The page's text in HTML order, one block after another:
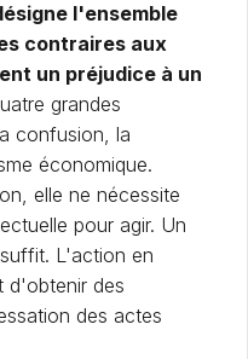
l'ensemble
contraires aux
un préjudice à un
grandes
confusion, la
économique.
elle ne nécessite
pour agir. Un
L'action en
d'obtenir des
des actes